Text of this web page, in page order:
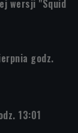
wersji "Squid
godz.
13:01